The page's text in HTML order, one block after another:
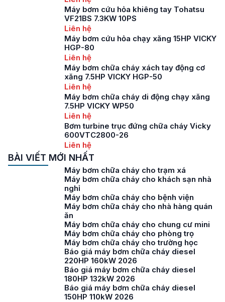
Máy bơm cứu hỏa khiêng tay Tohatsu
VF21BS 7.3KW 10PS
Liên hệ
Máy bơm cứu hỏa chạy xăng 15HP VICKY
HGP-80
Liên hệ
Máy bơm chữa cháy xách tay động cơ
xăng 7.5HP VICKY HGP-50
Liên hệ
Máy bơm chữa cháy di động chạy xăng
7.5HP VICKY WP50
Liên hệ
Bơm turbine trục đứng chữa cháy Vicky
600VTC2800-26
Liên hệ
BÀI VIẾT MỚI NHẤT
Máy bơm chữa cháy cho trạm xá
Máy bơm chữa cháy cho khách sạn nhà
nghỉ
Máy bơm chữa cháy cho bệnh viện
Máy bơm chữa cháy cho nhà hàng quán
ăn
Máy bơm chữa cháy cho chung cư mini
Máy bơm chữa cháy cho phòng trọ
Máy bơm chữa cháy cho trường học
Báo giá máy bơm chữa cháy diesel
220HP 160kW 2026
Báo giá máy bơm chữa cháy diesel
180HP 132kW 2026
Báo giá máy bơm chữa cháy diesel
150HP 110kW 2026